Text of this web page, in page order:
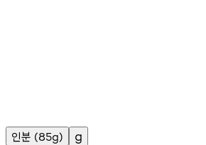
인분 (85g) g